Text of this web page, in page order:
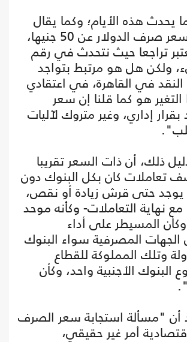
يحدث هذه الأيام؛ وكما يقال
بتراجع قيمة سعر صرف الدولار عن 50 جنيها،
تراجعا حيث نتحدث في رقم
ولكن هل هو مرتبط بتواجد
في القاهرة، في اعتقادي
التغير هو كما قلنا إن سعر
إداري، وغير متروك لآليات
ذلك، أن ذات السعر تقريبا
تعاملات كان بكل البنوك دون
يوجد حتى قرش زيادة أو نقص،
نهاية التعاملات- وكأنه موحد
المسيطر على أداء
المصرفية سواء البنوك
وتلك المملوكة للقطاع
البنوك الأجنبية واحد، وكأن
"مسألة استجابة سعر الصرف
أمر غير حقيقي،